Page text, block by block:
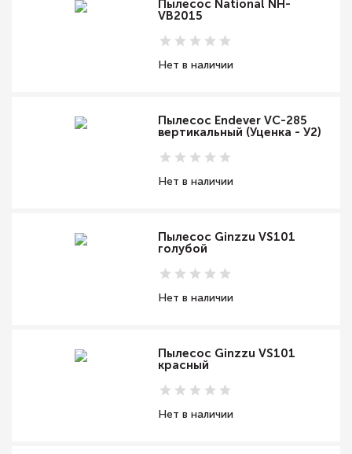
Пылесос National NH-
VB2015
Нет в наличии
Пылесос Endever VC-285
вертикальный (Уценка - У2)
Нет в наличии
Пылесос Ginzzu VS101
голубой
Нет в наличии
Пылесос Ginzzu VS101
красный
Нет в наличии